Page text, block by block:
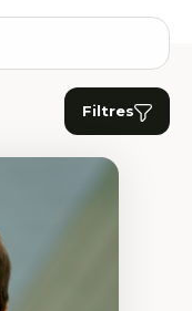
Filtres